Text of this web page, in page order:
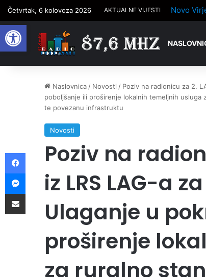
Open toolbar
Četvrtak, 6 kolovoza 2026 AKTUALNE VIJESTI
Naslovnica / Novosti / Poziv na radionicu za 2.
poboljšanje ili proširenje lokalnih temeljnih
te povezanu infrastruktu
Novosti
Poziv na
iz LRS LAG-a
Ulaganje u
proširenje
za ruralno
Facebook
Messenger